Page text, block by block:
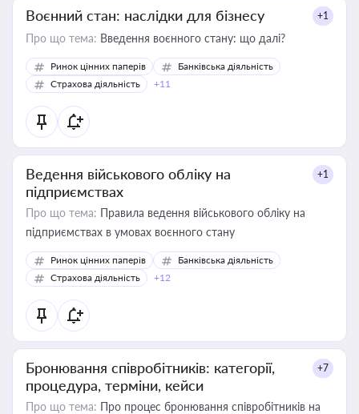
Воєнний стан: наслідки для бізнесу +1
Про що тема: Введення воєнного стану: що далі?
Ринок цінних паперів
Банківська діяльність
Страхова діяльність
+11
Ведення військового обліку на
підприємствах
+1
Про що тема: Правила ведення військового обліку на
підприємствах в умовах воєнного стану
Ринок цінних паперів
Банківська діяльність
Страхова діяльність
+12
Бронювання співробітників: категорії,
процедура, терміни, кейси
+7
Про що тема: Про процес бронювання співробітників на